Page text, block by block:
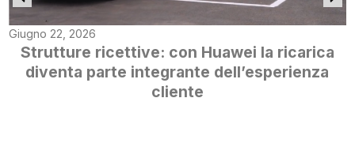
Giugno 22, 2026
Strutture ricettive: con Huawei la ricarica
diventa parte integrante dell’esperienza
cliente